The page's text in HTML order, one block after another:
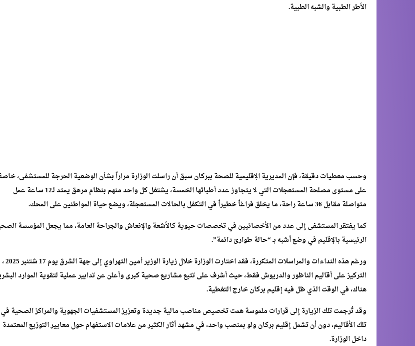
الأطر الطبية والشبه الطبية.
وحسب معطيات دقيقة، فإن المديرية الإقليمية للصحة ببركان سبق أن راسلت الوزارة مراراً بشأن الوضعية الحرجة للمستشفى،
على مستوى مصلحة المستعجلات التي لا يتجاوز عدد أطبائها الخمسة، يشتغل كل واحد منهم بنظام مرهق يمتد لـ12 ساعة عمل
متواصلة مقابل 36 ساعة راحة، ما يخلق فراغاً خطيراً في التكفل بالحالات المستعجلة، ويضع حياة المواطنين على المحك.
كما يفتقر المستشفى إلى عدد من الأخصائيين في تخصصات حيوية كالأشعة والإنعاش والجراحة العامة، مما يجعل المؤسسة
الرئيسية بالإقليم في وضع أشبه بـ “حالة طوارئ دائمة”.
ورغم هذه النداءات والمراسلات المتكررة، فقد اختارت الوزارة خلال زيارة الوزير أمين التهراوي إلى جهة الشرق يوم 17 شتنبر 2025 ،
التركيز على أقاليم الناظور والدريوش فقط، حيث أشرف على تتبع مشاريع صحية كبرى وأعلن عن تدابير عملية لتقوية الموارد
هناك، في الوقت الذي ظل فيه إقليم بركان خارج التغطية.
وقد تُرجمت تلك الزيارة إلى قرارات ملموسة همت تخصيص مناصب مالية جديدة وتعزيز المستشفيات الجهوية والمراكز الصحية في
تلك الأقاليم، دون أن تشمل إقليم بركان ولو بمنصب واحد، في مشهد أثار الكثير من علامات الاستفهام حول معايير التوزيع المعتمدة
داخل الوزارة.